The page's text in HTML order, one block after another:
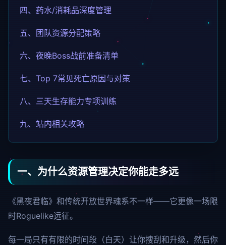
四、药水/消耗品深度管理
五、团队资源分配策略
六、夜晚Boss战前准备清单
七、Top 7常见死亡原因与对策
八、三天生存能力专项训练
九、站内相关攻略
一、为什么资源管理决定你能走多远
《黑夜君临》和传统开放世界魂系不一样——它更像一场限
时Roguelike远征。
每一局只有有限的时间段（白天）让你搜刮和升级，然后你